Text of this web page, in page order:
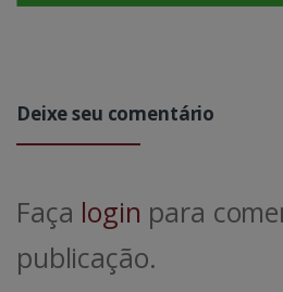
Deixe seu comentário
Faça login para
publicação.